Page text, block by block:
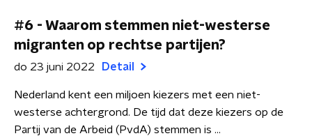
#6 - Waarom stemmen niet-westerse
migranten op rechtse partijen?
do 23 juni 2022 Detail
Nederland kent een miljoen kiezers met een niet-
westerse achtergrond. De tijd dat deze kiezers op de
Partij van de Arbeid (PvdA) stemmen is ...